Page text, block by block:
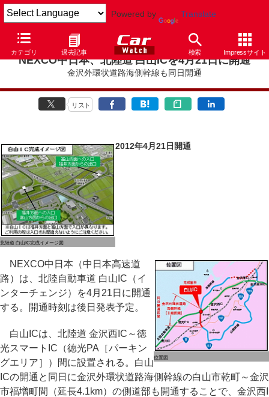
Powered by Translate
カテゴリ 過去記事 検索 Impressサイト
NEXCO中日本、北陸道 白山ICを4月21日に開通
金沢外環状道路海側幹線も同日開通
リスト
北陸道 白山IC完成イメージ図
2012年4月21日開通
位置図
NEXCO中日本（中日本高速道
路）は、北陸自動車道 白山IC（イ
ンターチェンジ）を4月21日に開通
する。開通時刻は後日発表予定。
白山ICは、北陸道 金沢西IC～徳
光スマートIC（徳光PA［パーキン
グエリア］）間に設置される。白山
ICの開通と同日に金沢外環状道路海側幹線の白山市乾町～金沢
市福増町間（延長4.1km）の側道部も開通することで、金沢西I